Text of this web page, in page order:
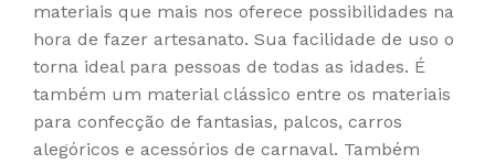
materiais que mais nos oferece possibilidades na
hora de fazer artesanato. Sua facilidade de uso o
torna ideal para pessoas de todas as idades. É
também um material clássico entre os materiais
para confecção de fantasias, palcos, carros
alegóricos e acessórios de carnaval. Também